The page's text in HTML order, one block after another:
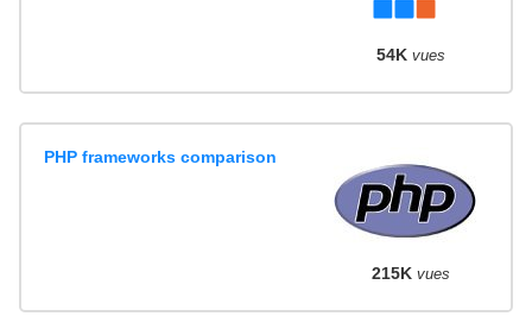
54K vues
PHP frameworks comparison
215K vues